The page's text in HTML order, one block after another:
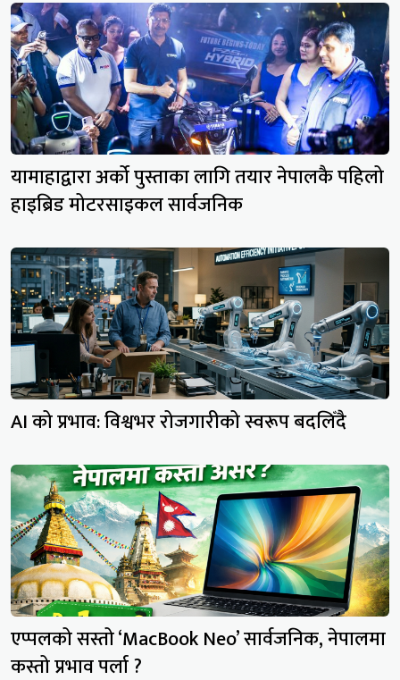
यामाहाद्वारा अर्को पुस्ताका लागि तयार नेपालकै पहिलो
हाइब्रिड मोटरसाइकल सार्वजनिक
AI को प्रभाव: विश्वभर रोजगारीको स्वरूप बदलिँदै
एप्पलको सस्तो ‘MacBook Neo’ सार्वजनिक, नेपालमा
कस्तो प्रभाव पर्ला ?